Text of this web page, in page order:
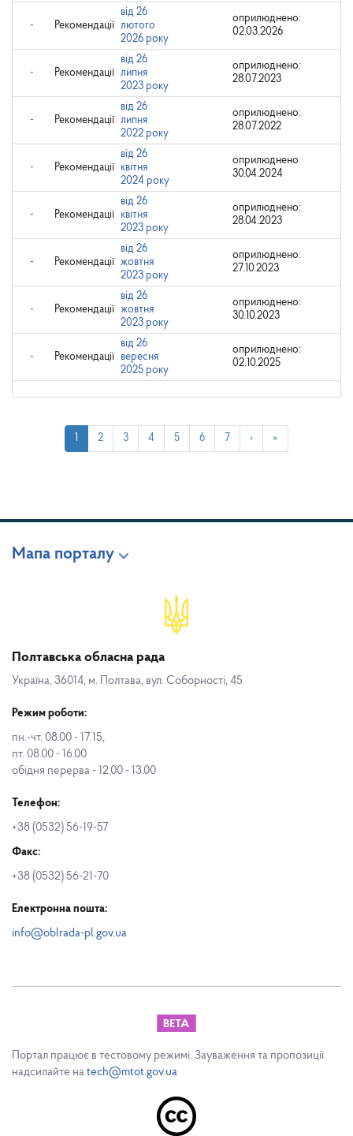
- Рекомендації
від 26
лютого
2026 року
оприлюднено:
02.03.2026
- Рекомендації
від 26
липня
2023 року
оприлюднено:
28.07.2023
- Рекомендації
від 26
липня
2022 року
оприлюднено:
28.07.2022
- Рекомендації
від 26
квітня
2024 року
оприлюднено
30.04.2024
- Рекомендації
від 26
квітня
2023 року
оприлюднено:
28.04.2023
- Рекомендації
від 26
жовтня
2023 року
оприлюднено:
27.10.2023
- Рекомендації
від 26
жовтня
2023 року
оприлюднено:
30.10.2023
- Рекомендації
від 26
вересня
2025 року
оприлюднено:
02.10.2025
2 3 4 5 6 7 › »
Мапа порталу
Полтавська обласна рада
Україна, 36014, м. Полтава, вул. Соборності, 45
Режим роботи:
пн.-чт. 08.00 - 17.15,
пт. 08.00 - 16.00
обідня перерва - 12.00 - 13.00
Телефон:
+38 (0532) 56-19-57
Факс:
+38 (0532) 56-21-70
Електронна пошта:
info@oblrada-pl.gov.ua
Портал працює в тестовому режимі. Зауваження та пропозиції
надсилайте на tech@mtot.gov.ua